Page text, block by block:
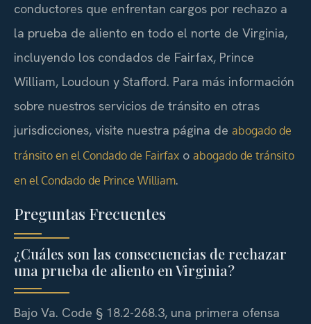
conductores que enfrentan cargos por rechazo a
la prueba de aliento en todo el norte de Virginia,
incluyendo los condados de Fairfax, Prince
William, Loudoun y Stafford. Para más información
sobre nuestros servicios de tránsito en otras
jurisdicciones, visite nuestra página de abogado de
tránsito en el Condado de Fairfax o abogado de tránsito
en el Condado de Prince William.
Preguntas Frecuentes
¿Cuáles son las consecuencias de rechazar
una prueba de aliento en Virginia?
Bajo Va. Code § 18.2-268.3, una primera ofensa